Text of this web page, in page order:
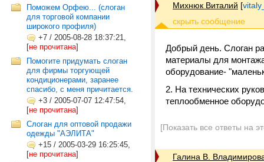
Поможем Орфею... (слоган
для торговой компании
широкого профиля)
+7 / 2005-08-28 18:37:21,
[не прочитана]
Помогите придумать слоган
для фирмы торгующей
кондиционерами, заранее
спасибо, с меня причитается.
+3 / 2005-07-07 12:47:54,
[не прочитана]
Слоган для оптовой продажи
одежды "АЭЛИТА"
+15 / 2005-03-29 16:25:45,
[не прочитана]
Михнюк Виталий [
Добрый день. Слоган
материалы для
оборудование-
2. На технических
теплообменное
[Показать все ответы на
Галина В.